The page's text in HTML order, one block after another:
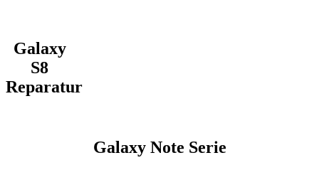
Galaxy
S8
Reparatur
Galaxy Note Serie